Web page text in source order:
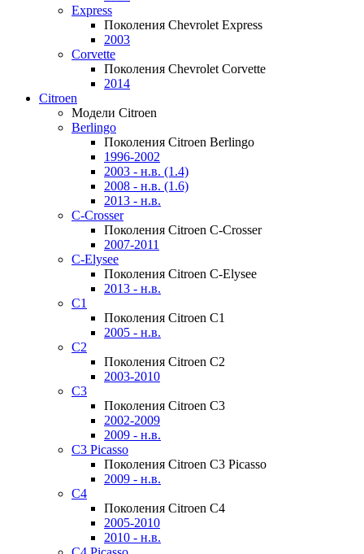
Express
Поколения Chevrolet Express
2003
Corvette
Поколения Chevrolet Corvette
2014
Citroen
Модели Citroen
Berlingo
Поколения Citroen Berlingo
1996-2002
2003 - н.в. (1.4)
2008 - н.в. (1.6)
2013 - н.в.
C-Crosser
Поколения Citroen C-Crosser
2007-2011
C-Elysee
Поколения Citroen C-Elysee
2013 - н.в.
C1
Поколения Citroen C1
2005 - н.в.
C2
Поколения Citroen C2
2003-2010
C3
Поколения Citroen C3
2002-2009
2009 - н.в.
C3 Picasso
Поколения Citroen C3 Picasso
2009 - н.в.
C4
Поколения Citroen C4
2005-2010
2010 - н.в.